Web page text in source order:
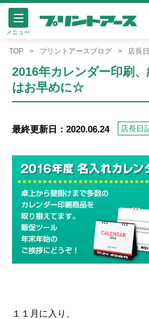
メニュー
TOP プリントアースブログ 店長
2016年カレンダー印刷
はお早めに☆
最終更新日：2020.06.24 店長日
１１月に入り、